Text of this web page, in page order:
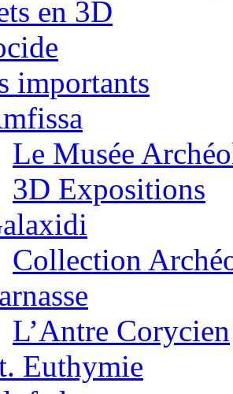
en 3D
importants
Le Musée
3D Expositions
Collection
L’Antre Corycien
Euthymie